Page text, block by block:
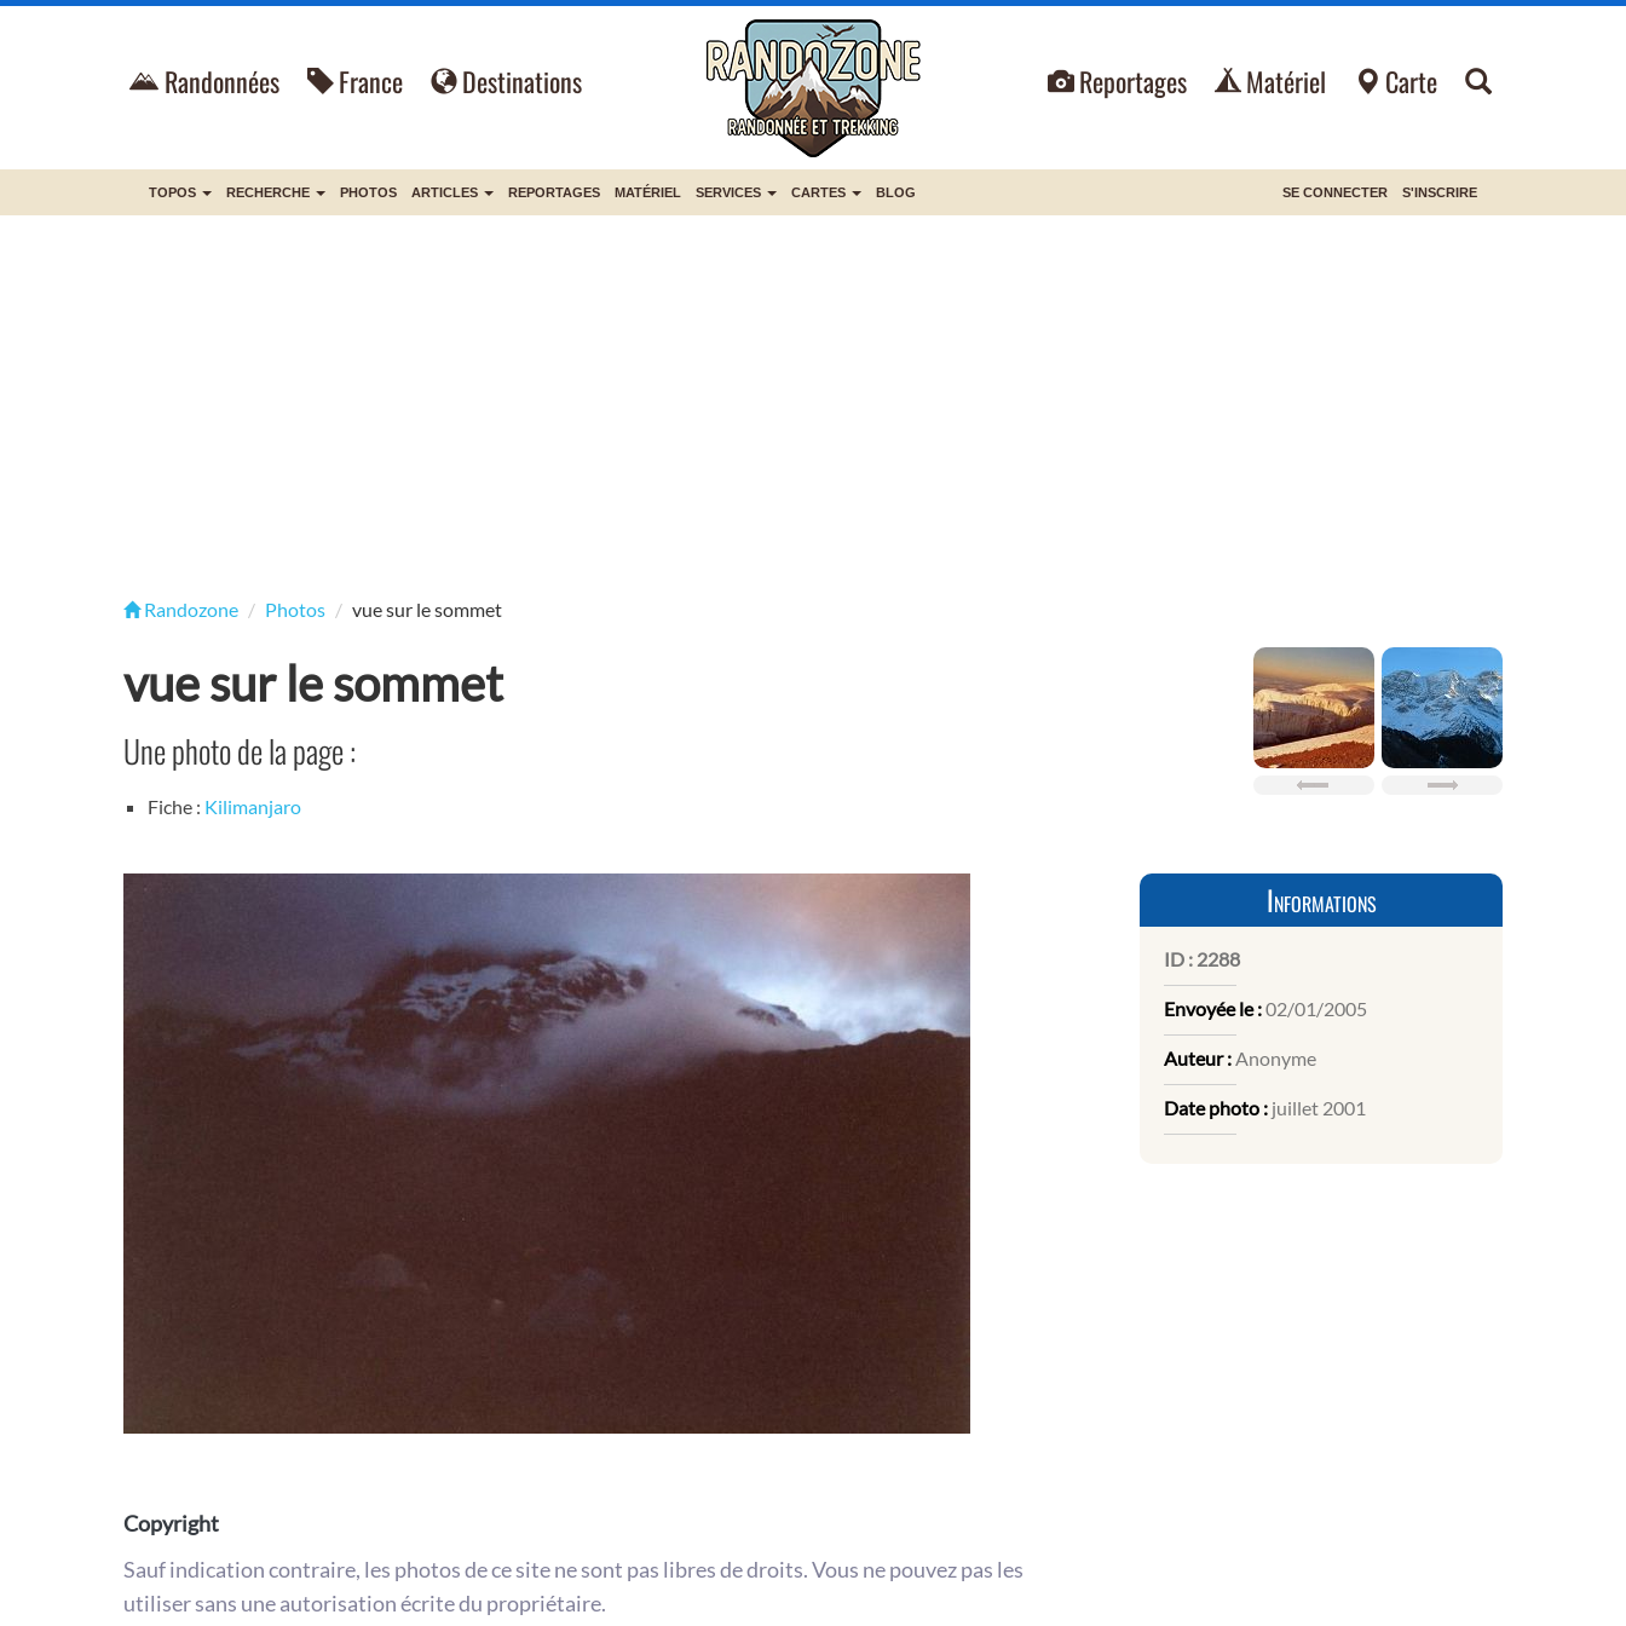
Randonnées France Destinations Reportages Matériel Carte
TOPOS RECHERCHE PHOTOS ARTICLES REPORTAGES MATÉRIEL SERVICES CARTES BLOG SE CONNECTER S'INSCRIRE
Randozone Photos vue sur le sommet
vue sur le sommet
Une photo de la page :
Fiche : Kilimanjaro
Copyright
Sauf indication contraire, les photos de ce site ne sont pas libres de droits. Vous ne pouvez pas les
utiliser sans une autorisation écrite du propriétaire.
Informations
ID : 2288
Envoyée le :02/01/2005
Auteur :Anonyme
Date photo : juillet 2001